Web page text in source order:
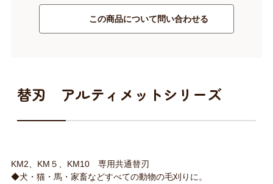
この商品について問い合わせる
替刃 アルティメットシリーズ
KM2、KM５、KM10 専用共通替刃
◆犬・猫・馬・家畜などすべての動物の毛刈りに。